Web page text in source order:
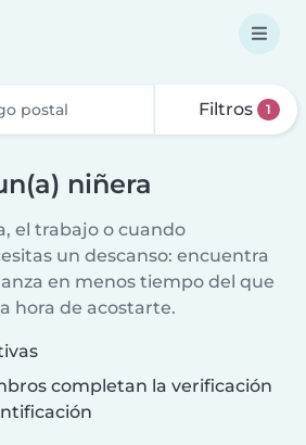
Filtros 1
niñera
el trabajo o cuando
un descanso: encuentra
en menos tiempo del que
hora de acostarte.
completan la verificación